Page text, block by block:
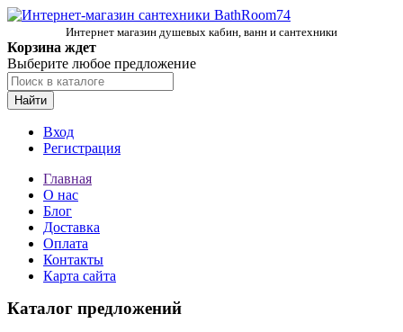
Интернет магазин душевых кабин, ванн и сантехники
Корзина ждет
Выберите любое предложение
Найти
Вход
Регистрация
Главная
О нас
Блог
Доставка
Оплата
Контакты
Карта сайта
Каталог предложений